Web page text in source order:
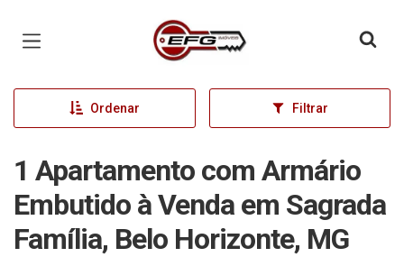
Página inicial
Ordenar Filtrar
1 Apartamento com Armário
Embutido à Venda em Sagrada
Família, Belo Horizonte, MG